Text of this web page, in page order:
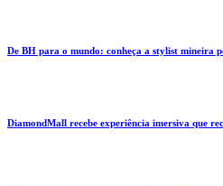
De BH para o mundo: conheça a stylist mineira
DiamondMall recebe experiência imersiva que